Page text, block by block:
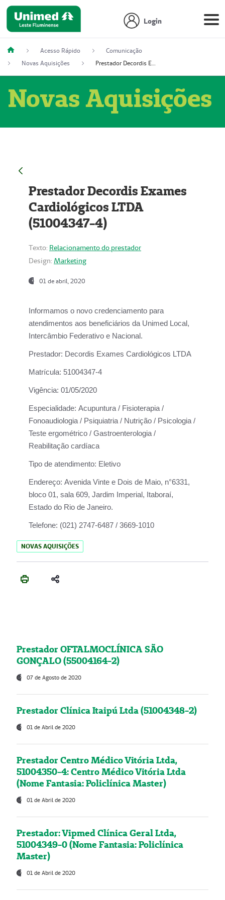
Login
Acesso Rápido
Comunicação
Novas Aquisições
Prestador Decordis Exames Cardiológicos LTDA (51004347-4)
Novas Aquisições
Prestador Decordis Exames
Cardiológicos LTDA
(51004347-4)
Texto: Relacionamento do prestador
Design: Marketing
01 de abril, 2020
Informamos o novo credenciamento para
atendimentos aos beneficiários da Unimed Local,
Intercâmbio Federativo e Nacional.
Prestador: Decordis Exames Cardiológicos LTDA
Matrícula: 51004347-4
Vigência: 01/05/2020
Especialidade: Acupuntura / Fisioterapia /
Fonoaudiologia / Psiquiatria / Nutrição / Psicologia /
Teste ergométrico / Gastroenterologia /
Reabilitação cardíaca
Tipo de atendimento: Eletivo
Endereço: Avenida Vinte e Dois de Maio, n°6331,
bloco 01, sala 609, Jardim Imperial, Itaboraí,
Estado do Rio de Janeiro.
Telefone: (021) 2747-6487 / 3669-1010
NOVAS AQUISIÇÕES
Prestador OFTALMOCLÍNICA SÃO
GONÇALO (55004164-2)
07 de Agosto de 2020
Prestador Clínica Itaipú Ltda (51004348-2)
01 de Abril de 2020
Prestador Centro Médico Vitória Ltda,
51004350-4: Centro Médico Vitória Ltda
(Nome Fantasia: Policlínica Master)
01 de Abril de 2020
Prestador: Vipmed Clínica Geral Ltda,
51004349-0 (Nome Fantasia: Policlínica
Master)
01 de Abril de 2020